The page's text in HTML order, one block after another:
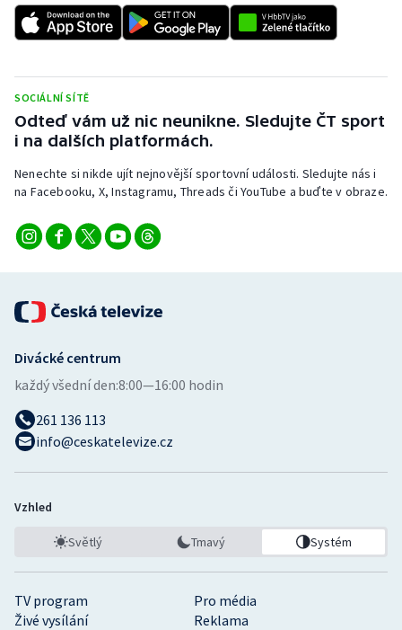
SOCIÁLNÍ SÍTĚ
Odteď vám už nic neunikne. Sledujte ČT sport
i na dalších platformách.
Nenechte si nikde ujít nejnovější sportovní události. Sledujte nás i
na Facebooku, X, Instagramu, Threads či YouTube a buďte v obraze.
TV program
Pro média
Živé vysílání
Reklama
Divácké centrum
každý všední den:8:00—16:00 hodin
261 136 113
info@ceskatelevize.cz
Vzhled
Světlý Tmavý Systém